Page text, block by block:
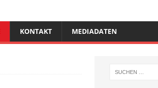
KONTAKT MEDIADATEN